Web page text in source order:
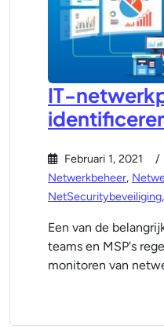
IT-
Februari 1, 2021
Netwerkbeheer,
NetSecuritybeveiliging,
Een van de
teams en MSP's
monitoren van